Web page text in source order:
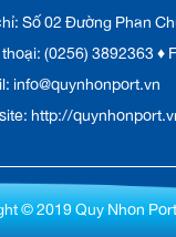
Số 02 Đường Phan
(0256) 3892363 ♦
info@quynhonport.vn
http://
© 2019 Quy Nhon